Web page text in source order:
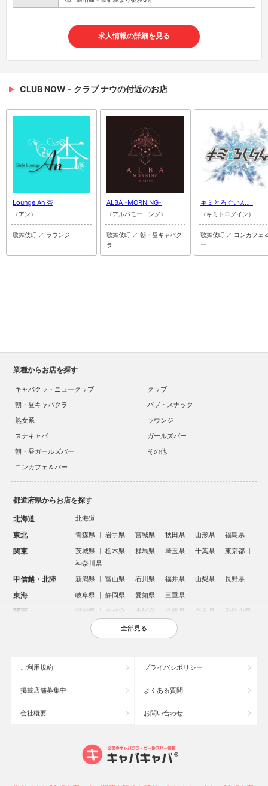
求人情報の詳細を見る
CLUB NOW - クラブ ナウの付近のお店
Lounge An 杏
（アン）
歌舞伎町 ／ ラウンジ
ALBA -MORNING-
（アルバモーニング）
歌舞伎町 ／ 朝・昼キャバク
ラ
キミとろぐいん。
（キミトログイン）
歌舞伎町 ／ コンカフェ
ー
業種からお店を探す
キャバクラ・ニュークラブ
クラブ
朝・昼キャバクラ
パブ・スナック
熟女系
ラウンジ
スナキャバ
ガールズバー
朝・昼ガールズバー
その他
コンカフェ＆バー
都道府県からお店を探す
北海道 北海道
東北 青森県 岩手県 宮城県 秋田県 山形県 福島県
関東 茨城県 栃木県 群馬県 埼玉県 千葉県
東京都
神奈川県
甲信越・北陸 新潟県 富山県 石川県 福井県 山梨県 長野県
東海 岐阜県 静岡県 愛知県 三重県
関西 滋賀県 京都府 大阪府 兵庫県 奈良県 和歌山県
鳥取県 島根県 岡山県 広島県
沖縄県
大宮のキャバクラ
六本木のキャバクラ
池袋駅（西口）のキャバクラ
全部見る
ご利用規約 プライバシポリシー
掲載店舗募集中 よくある質問
会社概要 お問い合わせ